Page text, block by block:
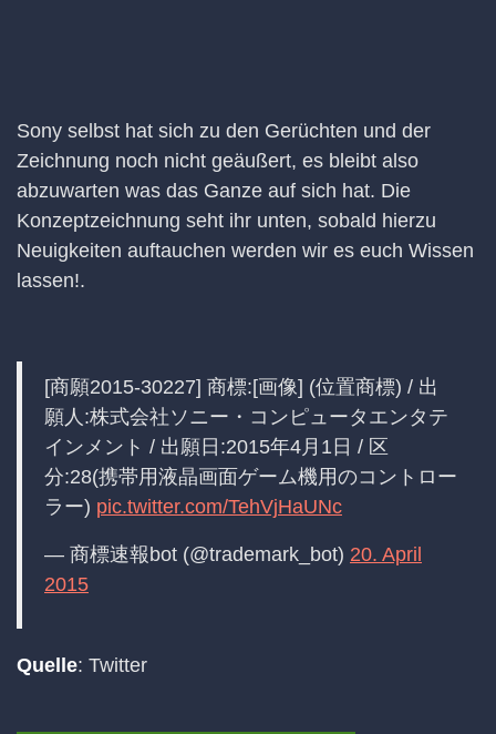
Sony selbst hat sich zu den Gerüchten und der
Zeichnung noch nicht geäußert, es bleibt also
abzuwarten was das Ganze auf sich hat. Die
Konzeptzeichnung seht ihr unten, sobald hierzu
Neuigkeiten auftauchen werden wir es euch Wissen
lassen!.
[商願2015-30227] 商標:[画像] (位置商標) / 出
願人:株式会社ソニー・コンピュータエンタテ
インメント / 出願日:2015年4月1日 / 区
分:28(携帯用液晶画面ゲーム機用のコントロー
ラー) pic.twitter.com/TehVjHaUNc
— 商標速報bot (@trademark_bot) 20. April
2015
Quelle: Twitter